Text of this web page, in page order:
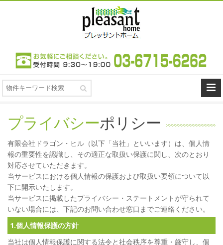
プライバシーポリシー
有限会社ドラゴン・ヒル（以下「当社」といいます）は、個人情
報の重要性を認識し、その適正な取扱い保護に関し、次のとおり
対応させていただきます。
当サービスにおける個人情報の保護および取扱い要領について以
下に開示いたします。
当サービスに掲載したプライバシー・ステートメントが守られて
いない場合には、下記のお問い合わせ窓口までご連絡ください。
1.個人情報保護の方針
当社は個人情報保護に関する法令と社会秩序を尊重・厳守し、個